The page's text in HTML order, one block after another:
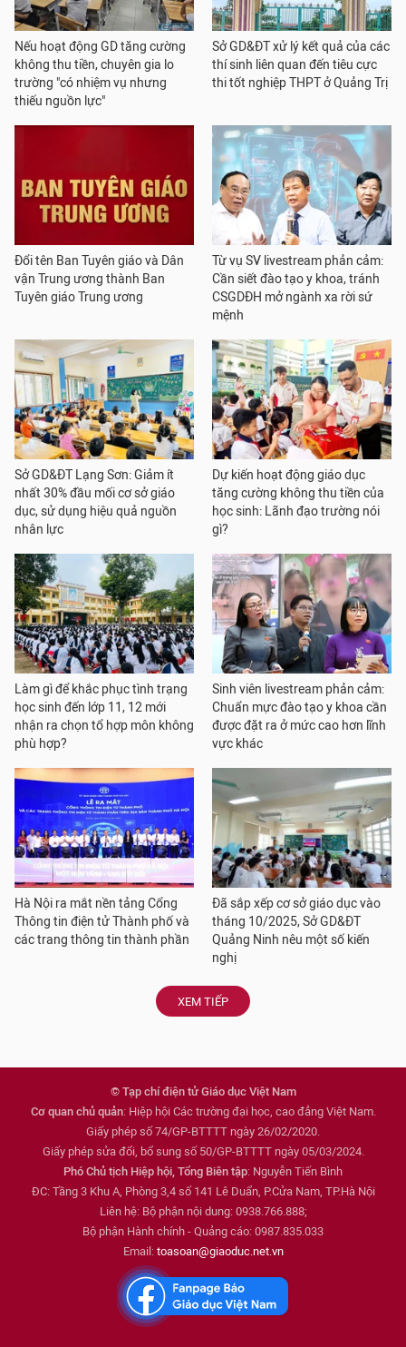
Nếu hoạt động GD tăng cường
không thu tiền, chuyên gia lo
trường "có nhiệm vụ nhưng
thiếu nguồn lực"
Sở GD&ĐT xử lý kết quả của các
thí sinh liên quan đến tiêu cực
thi tốt nghiệp THPT ở Quảng Trị
Đổi tên Ban Tuyên giáo và Dân
vận Trung ương thành Ban
Tuyên giáo Trung ương
Từ vụ SV livestream phản cảm:
Cần siết đào tạo y khoa, tránh
CSGDĐH mở ngành xa rời sứ
mệnh
Sở GD&ĐT Lạng Sơn: Giảm ít
nhất 30% đầu mối cơ sở giáo
dục, sử dụng hiệu quả nguồn
nhân lực
Dự kiến hoạt động giáo dục
tăng cường không thu tiền của
học sinh: Lãnh đạo trường nói
gì?
Làm gì để khắc phục tình trạng
học sinh đến lớp 11, 12 mới
nhận ra chọn tổ hợp môn không
phù hợp?
Sinh viên livestream phản cảm:
Chuẩn mực đào tạo y khoa cần
được đặt ra ở mức cao hơn lĩnh
vực khác
Hà Nội ra mắt nền tảng Cổng
Thông tin điện tử Thành phố và
các trang thông tin thành phần
Đã sắp xếp cơ sở giáo dục vào
tháng 10/2025, Sở GD&ĐT
Quảng Ninh nêu một số kiến
nghị
XEM TIẾP
© Tạp chí điện tử Giáo dục Việt Nam
Cơ quan chủ quản: Hiệp hội Các trường đại học, cao đẳng Việt Nam.
Giấy phép số 74/GP-BTTTT ngày 26/02/2020.
Giấy phép sửa đổi, bổ sung số 50/GP-BTTTT ngày 05/03/2024.
Phó Chủ tịch Hiệp hội, Tổng Biên tập: Nguyễn Tiến Bình
ĐC: Tầng 3 Khu A, Phòng 3,4 số 141 Lê Duẩn, P.Cửa Nam, TP.Hà Nội
Liên hệ: Bộ phận nội dung: 0938.766.888;
Bộ phận Hành chính - Quảng cáo: 0987.835.033
Email: toasoan@giaoduc.net.vn